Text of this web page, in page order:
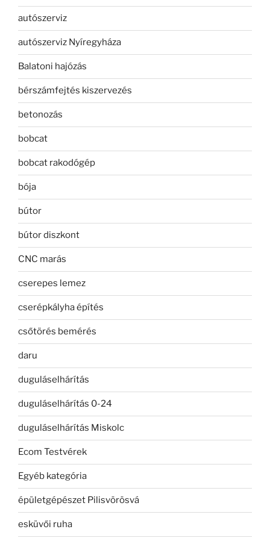
autószerviz
autószerviz Nyíregyháza
Balatoni hajózás
bérszámfejtés kiszervezés
betonozás
bobcat
bobcat rakodógép
bója
bútor
bútor diszkont
CNC marás
cserepes lemez
cserépkályha építés
csőtörés bemérés
daru
duguláselhárítás
duguláselhárítás 0-24
duguláselhárítás Miskolc
Ecom Testvérek
Egyéb kategória
épületgépészet Pilisvörösvá
esküvői ruha